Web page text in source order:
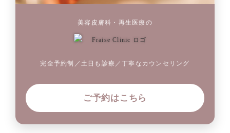
美容皮膚科・再生医療の
完全予約制／土日も診療／丁寧なカウンセリング
ご予約はこちら